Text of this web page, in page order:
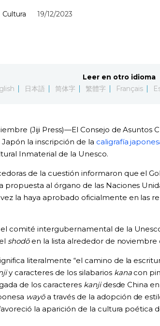
Cultura 19/12/2023
Leer en otro idioma
日本語 简体字 繁體字 Français
(Jiji Press)—El Consejo de Asuntos
la inscripción de la caligrafía
Inmaterial de la Unesco.
de la cuestión informaron que el
propuesta al órgano de las Naciones
la haya aprobado oficialmente en las
el comité intergubernamental de la
shodōen la lista alrededor de noviembre
literalmente “el camino de la
y caracteres de los silabarios kanacon
de los caracteres kanjidesde China
wayōa través de la adopción de
la aparición de la cultura poética